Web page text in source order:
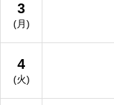
3
(月)
4
(火)